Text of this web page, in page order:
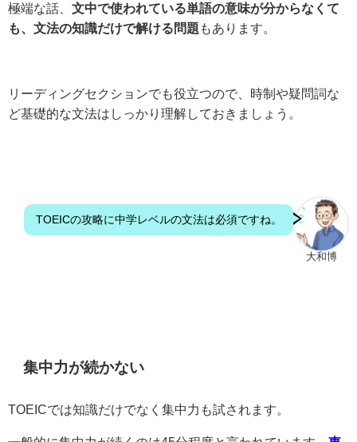
極端な話、 文中で使われている単語の意味が分からなくて
も、文法の知識だけで解ける問題 もあります。
リーディングセクションでも役立つので、時制や疑問詞な
ど基礎的な文法はしっかり理解しておきましょう。
大和博
TOEICの攻略に中学レベルの文法は必須ですね。
集中力が続かない
TOEICでは知識だけでなく集中力も試されます。